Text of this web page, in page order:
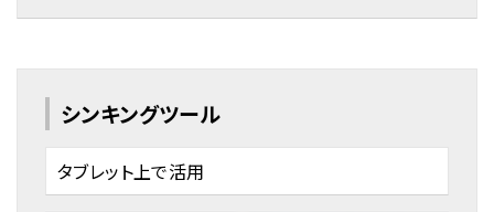
シンキングツール
タブレット上で活用